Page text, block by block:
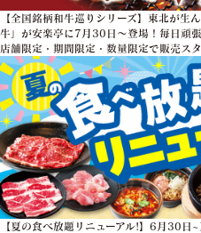
【全国銘柄和牛巡りシリーズ】東北が生
牛」が安楽亭に7月30日～登場！毎日頑
店舗限定・期間限定・数量限定で販売スタ
【夏の食べ放題リニューアル!】6月30日